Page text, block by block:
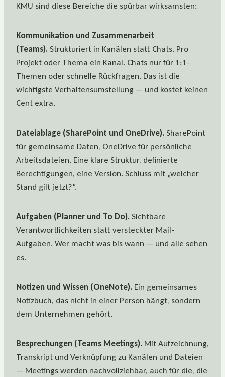
KMU sind diese Bereiche die spürbar wirksamsten:
Kommunikation und Zusammenarbeit
(Teams). Strukturiert in Kanälen statt Chats. Pro
Projekt oder Thema ein Kanal. Chats nur für 1:1-
Themen oder schnelle Rückfragen. Das ist die
wichtigste Verhaltensumstellung — und kostet keinen
Cent extra.
Dateiablage (SharePoint und OneDrive). SharePoint
für gemeinsame Daten, OneDrive für persönliche
Arbeitsdateien. Eine klare Struktur, definierte
Berechtigungen, eine Version. Schluss mit „welcher
Stand gilt jetzt?“.
Aufgaben (Planner und To Do). Sichtbare
Verantwortlichkeiten statt versteckter Mail-
Aufgaben. Wer macht was bis wann — und alle sehen
es.
Notizen und Wissen (OneNote). Ein gemeinsames
Notizbuch, das nicht in einer Person hängt, sondern
dem Unternehmen gehört.
Besprechungen (Teams Meetings). Mit Aufzeichnung,
Transkript und Verknüpfung zu Kanälen und Dateien
— Meetings werden nachvollziehbar, auch für die, die